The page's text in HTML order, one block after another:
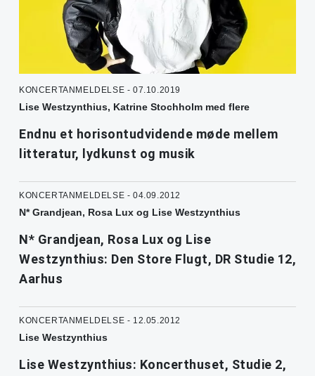
KONCERTANMELDELSE - 07.10.2019
Lise Westzynthius, Katrine Stochholm med flere
Endnu et horisontudvidende møde mellem
litteratur, lydkunst og musik
KONCERTANMELDELSE - 04.09.2012
N* Grandjean, Rosa Lux og Lise Westzynthius
N* Grandjean, Rosa Lux og Lise
Westzynthius: Den Store Flugt, DR Studie 12,
Aarhus
KONCERTANMELDELSE - 12.05.2012
Lise Westzynthius
Lise Westzynthius: Koncerthuset, Studie 2,